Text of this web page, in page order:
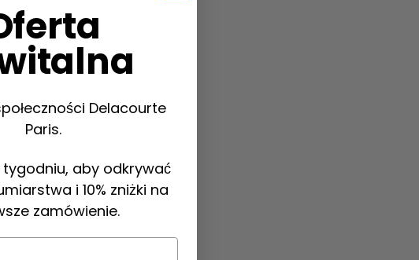
Delacourte
Paris.
aby odkrywać
i 10% zniżki na
zamówienie.